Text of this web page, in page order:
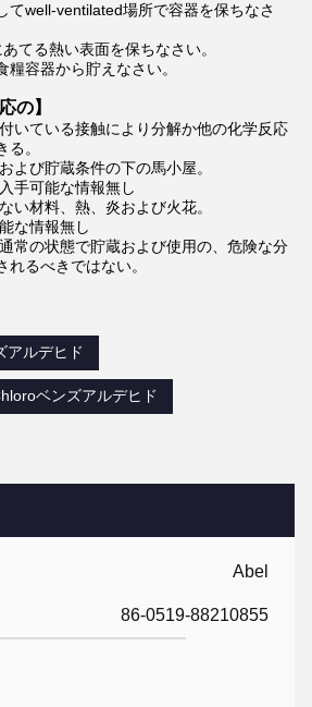
Abel
86-0519-88210855
てwell-ventilated場所で容器を保ちなさ
てる熱い表面を保ちなさい。
容器から貯えなさい。
の】
いている接触により分解か他の化学反応
。
よび貯蔵条件の下の馬小屋。
手可能な情報無し
い材料、熱、炎および火花。
な情報無し
常の状態で貯蔵および使用の、危険な分
るべきではない。
アルデヒド
ベンズアルデヒド